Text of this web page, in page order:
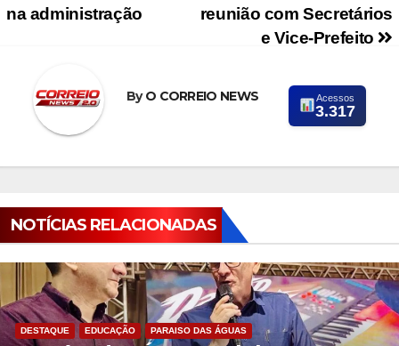
reunião com Secretários
e Vice-Prefeito
na administração
ByO CORREIO NEWS Acessos
3.317
NOTÍCIAS RELACIONADAS
DESTAQUE EDUCAÇÃO PARAISO DAS ÁGUAS